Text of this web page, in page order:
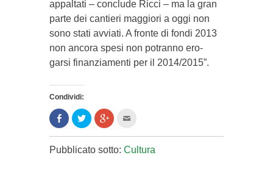
appaltati – conclude Ricci – ma la gran
parte dei cantieri maggiori a oggi non
sono stati avviati. A fronte di fondi 2013
non an­cora spesi non potranno ero­
garsi finanziamenti per il 2014/2015”.
Condividi:
Condividi
su
Facebook
(Si
apre
in
Clicca
per
condividere
su
Twitter
(Si
Clicca
per
su
Google+
(Si
l'articolo
via
mail
Pubblicato sotto: Cultura